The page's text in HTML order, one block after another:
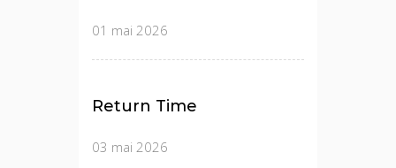
01 mai 2026
Return Time
03 mai 2026